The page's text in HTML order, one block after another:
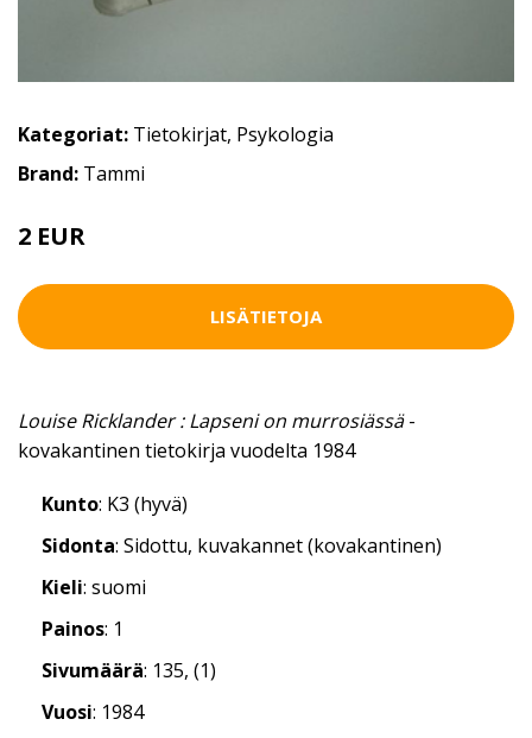
Kategoriat: Tietokirjat, Psykologia
Brand: Tammi
2 EUR
LISÄTIETOJA
Louise Ricklander : Lapseni on murrosiässä-
kovakantinen tietokirja vuodelta 1984
Kunto: K3 (hyvä)
Sidonta: Sidottu, kuvakannet (kovakantinen)
Kieli: suomi
Painos: 1
Sivumäärä: 135, (1)
Vuosi: 1984